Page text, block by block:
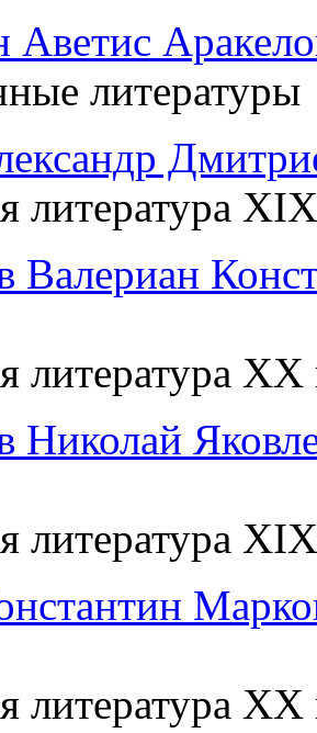
Аветис
литературы
литература
Валериан
литература XX
Николай
литература
литература XX